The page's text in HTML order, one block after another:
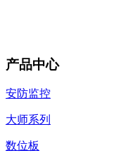
产品中心
安防监控
大师系列
数位板